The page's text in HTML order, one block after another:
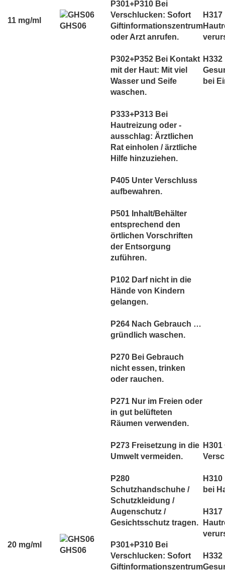
11 mg/ml
GHS06
P301+P310 Bei
Verschlucken: Sofort
Giftinformationszentrum
oder Arzt anrufen.
P302+P352 Bei Kontakt
mit der Haut: Mit viel
Wasser und Seife
waschen.
P333+P313 Bei
Hautreizung oder -
ausschlag: Ärztlichen
Rat einholen / ärztliche
Hilfe hinzuziehen.
P405 Unter Verschluss
aufbewahren.
P501 Inhalt/Behälter
entsprechend den
örtlichen Vorschriften
der Entsorgung
zuführen.
H332
bei
20 mg/ml
GHS06
P102 Darf nicht in die
Hände von Kindern
gelangen.
P264 Nach Gebrauch …
gründlich waschen.
P270 Bei Gebrauch
nicht essen, trinken
oder rauchen.
P271 Nur im Freien oder
in gut belüfteten
Räumen verwenden.
P273 Freisetzung in die
Umwelt vermeiden.
P280
Schutzhandschuhe /
Schutzkleidung /
Augenschutz /
Gesichtsschutz tragen.
P301+P310 Bei
Verschlucken: Sofort
Giftinformationszentrum
bei
H332